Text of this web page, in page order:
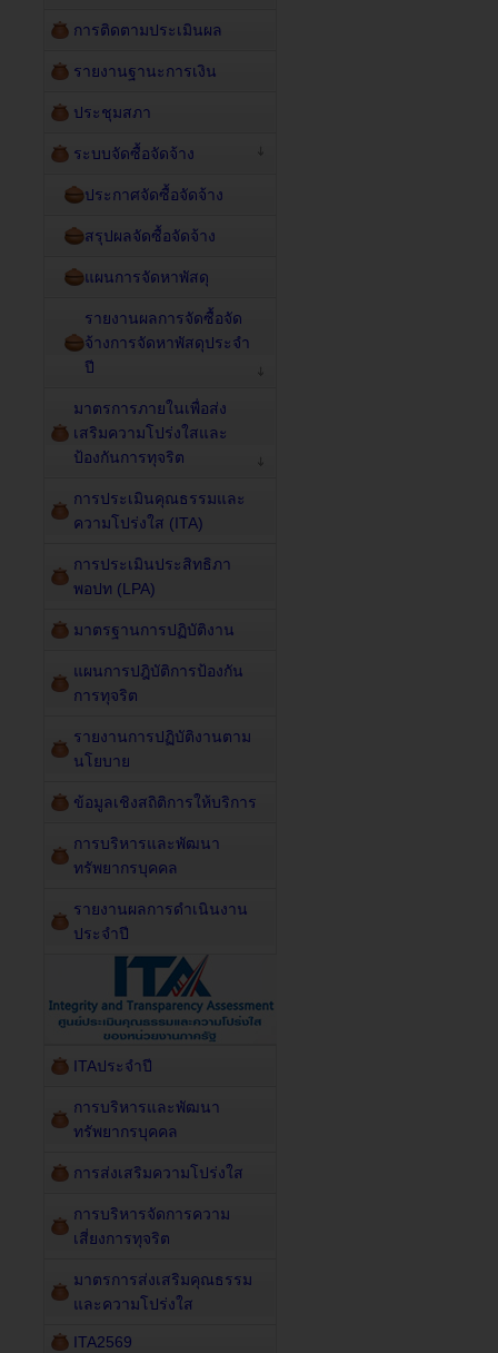
การติดตามประเมินผล
รายงานฐานะการเงิน
ประชุมสภา
ระบบจัดซื้อจัดจ้าง
ประกาศจัดซื้อจัดจ้าง
สรุปผลจัดซื้อจัดจ้าง
แผนการจัดหาพัสดุ
รายงานผลการจัดซื้อจัด
จ้างการจัดหาพัสดุประจำ
ปี
มาตรการภายในเพื่อส่ง
เสริมความโปร่งใสและ
ป้องกันการทุจริต
การประเมินคุณธรรมและ
ความโปร่งใส (ITA)
การประเมินประสิทธิภา
พอปท (LPA)
มาตรฐานการปฏิบัติงาน
แผนการปฎิบัติการป้องกัน
การทุจริต
รายงานการปฏิบัติงานตาม
นโยบาย
ข้อมูลเชิงสถิติการให้บริการ
การบริหารและพัฒนา
ทรัพยากรบุคคล
รายงานผลการดำเนินงาน
ประจำปี
ITAประจำปี
การบริหารและพัฒนา
ทรัพยากรบุคคล
การส่งเสริมความโปร่งใส
การบริหารจัดการความ
เสี่ยงการทุจริต
มาตรการส่งเสริมคุณธรรม
และความโปร่งใส
ITA2569